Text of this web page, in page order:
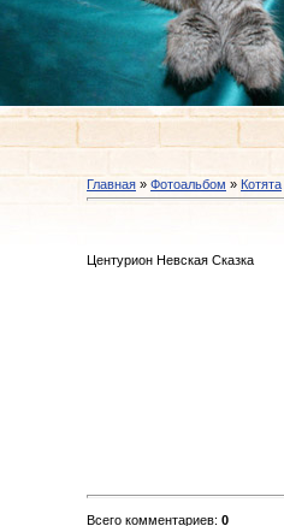
Главная » Фотоальбом » Котята
Центурион Невская Сказка
Всего комментариев: 0